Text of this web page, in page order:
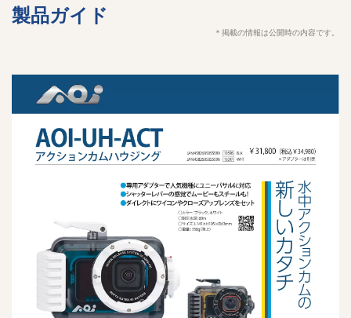
製品ガイド
＊掲載の情報は公開時の内容です。